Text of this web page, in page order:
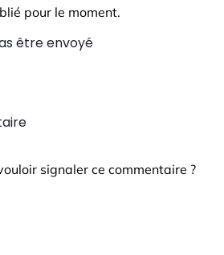
pour le moment.
être envoyé
signaler ce commentaire ?